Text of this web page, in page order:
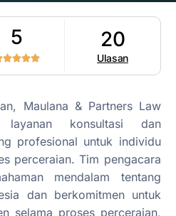
5 20
Ulasan
Maulana & Partners Law
layanan konsultasi dan
profesional untuk individu
perceraian. Tim pengacara
mendalam tentang
dan berkomitmen untuk
selama proses perceraian,